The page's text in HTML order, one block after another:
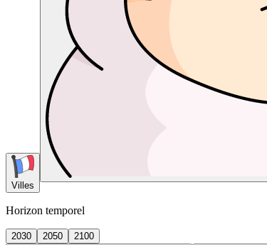
Villes
Horizon temporel
2030 2050
2100